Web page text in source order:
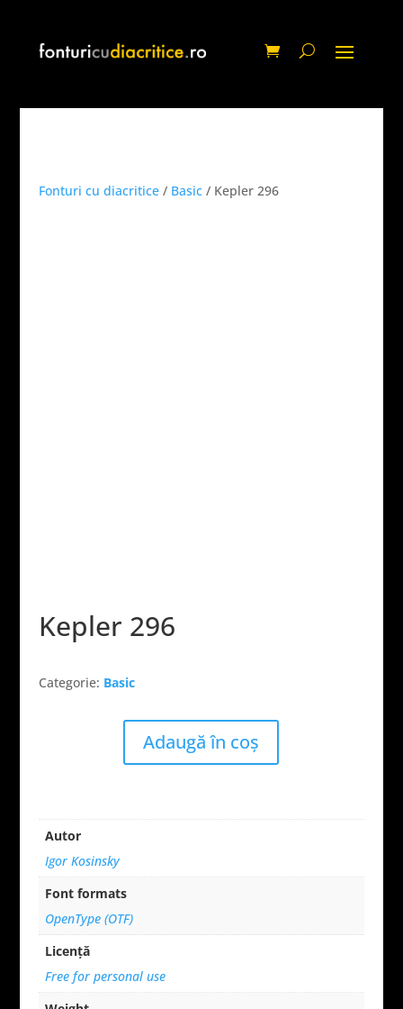
Fonturi cu diacritice/ Basic/ Kepler 296
Kepler 296
Categorie: Basic
Adaugă în coș
Autor
Igor Kosinsky
Font formats
OpenType (OTF)
Licență
Free for personal use